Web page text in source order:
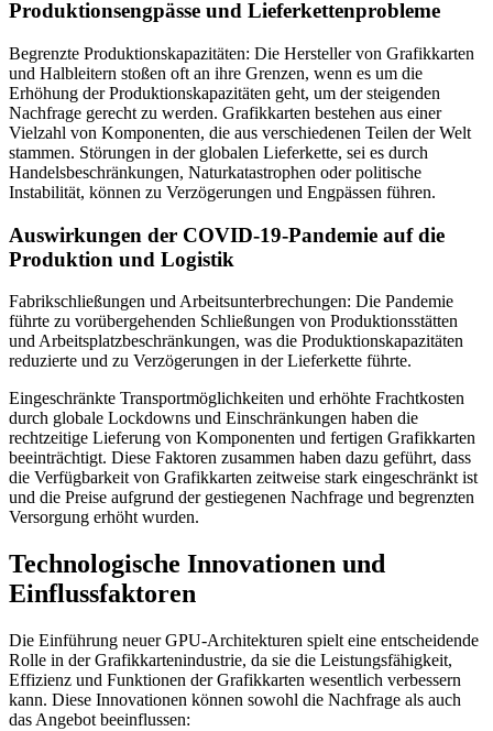
Produktionsengpässe und Lieferkettenprobleme
Begrenzte Produktionskapazitäten: Die Hersteller von Grafikkarten
und Halbleitern stoßen oft an ihre Grenzen, wenn es um die
Erhöhung der Produktionskapazitäten geht, um der steigenden
Nachfrage gerecht zu werden. Grafikkarten bestehen aus einer
Vielzahl von Komponenten, die aus verschiedenen Teilen der Welt
stammen. Störungen in der globalen Lieferkette, sei es durch
Handelsbeschränkungen, Naturkatastrophen oder politische
Instabilität, können zu Verzögerungen und Engpässen führen.
Auswirkungen der COVID-19-Pandemie auf die
Produktion und Logistik
Fabrikschließungen und Arbeitsunterbrechungen: Die Pandemie
führte zu vorübergehenden Schließungen von Produktionsstätten
und Arbeitsplatzbeschränkungen, was die Produktionskapazitäten
reduzierte und zu Verzögerungen in der Lieferkette führte.
Eingeschränkte Transportmöglichkeiten und erhöhte Frachtkosten
durch globale Lockdowns und Einschränkungen haben die
rechtzeitige Lieferung von Komponenten und fertigen Grafikkarten
beeinträchtigt. Diese Faktoren zusammen haben dazu geführt, dass
die Verfügbarkeit von Grafikkarten zeitweise stark eingeschränkt ist
und die Preise aufgrund der gestiegenen Nachfrage und begrenzten
Versorgung erhöht wurden.
Technologische Innovationen und
Einflussfaktoren
Die Einführung neuer GPU-Architekturen spielt eine entscheidende
Rolle in der Grafikkartenindustrie, da sie die Leistungsfähigkeit,
Effizienz und Funktionen der Grafikkarten wesentlich verbessern
kann. Diese Innovationen können sowohl die Nachfrage als auch
das Angebot beeinflussen: